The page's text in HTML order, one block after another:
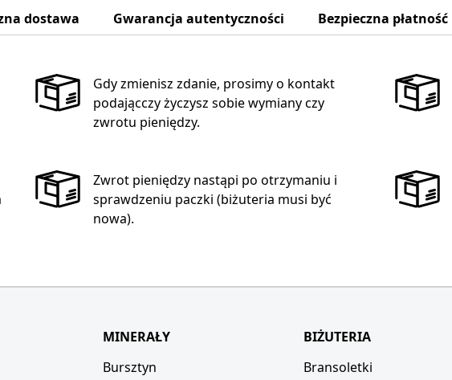
dostawa Gwarancja autentyczności Bezpieczna płatność
Gdy zmienisz zdanie, prosimy o kontakt
podającczy życzysz sobie wymiany czy
zwrotu pieniędzy.
Zwrot pieniędzy nastąpi po otrzymaniu i
sprawdzeniu paczki (biżuteria musi być
nowa).
MINERAŁY
Bursztyn
BIŻUTERIA
Bransoletki